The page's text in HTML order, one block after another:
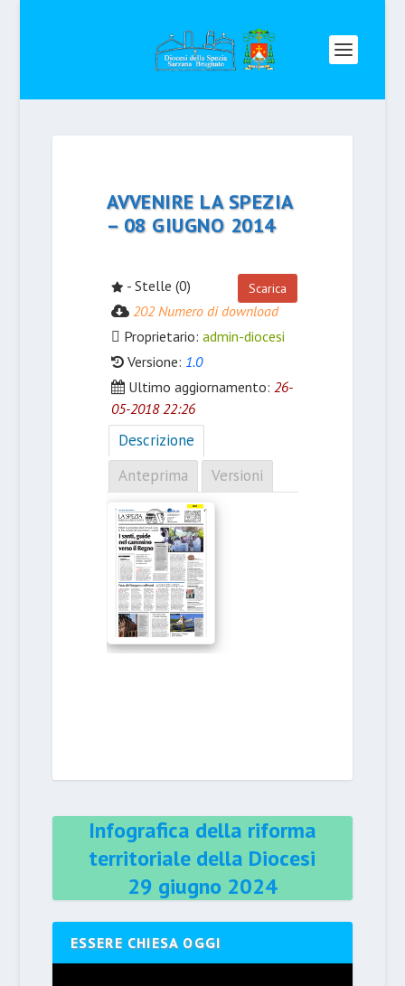
AVVENIRE LA SPEZIA
– 08 GIUGNO 2014
Scarica
- Stelle (0)
202 Numero di download
Proprietario: admin-diocesi
Versione: 1.0
Ultimo aggiornamento: 26-
05-2018 22:26
Descrizione
Anteprima
Versioni
Infografica della riforma
territoriale della Diocesi
29 giugno 2024
ESSERE CHIESA OGGI